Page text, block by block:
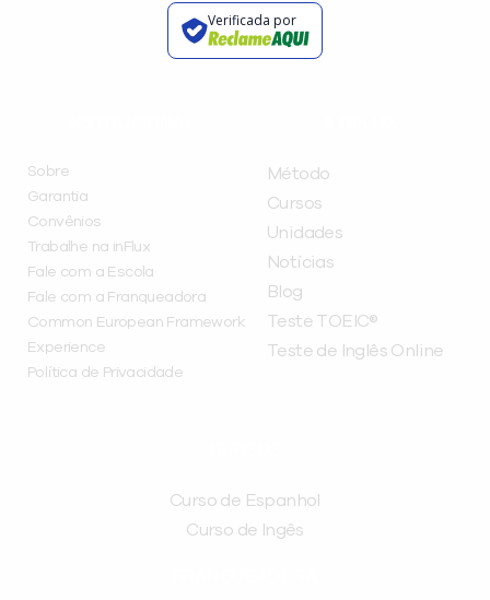
Verificada por
Sobre
Garantia
Convênios
Trabalhe na inFlux
Fale com a Escola
Fale com a Franqueadora
Common European Framework
Experience
Política de Privacidade
Método
Cursos
Unidades
Notícias
Blog
Teste TOEIC®
Teste de Inglês Online
Curso de Espanhol
Curso de Ingês